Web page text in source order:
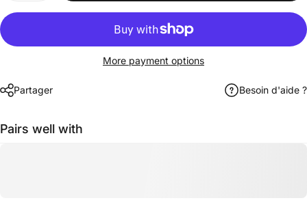
More payment options
Partager Besoin d'aide ?
Pairs well with